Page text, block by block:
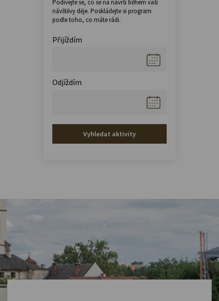
Podívejte se, co se na návrší během vaší
návštěvy děje. Poskládejte si program
podle toho, co máte rádi.
Přijíždím
Odjíždím
Vyhledat aktivity